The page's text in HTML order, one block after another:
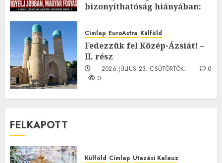
bizonyíthatóság hiányában:
2026.JÚLIUS.23. CSÜTÖRTÖK.
0
Címlap EuroAstra Külföld
Fedezzük fel Közép-Ázsiát! –
II. rész
2026.JÚLIUS.23. CSÜTÖRTÖK.
0
0
FELKAPOTT
Külföld Címlap Utazási Kalauz